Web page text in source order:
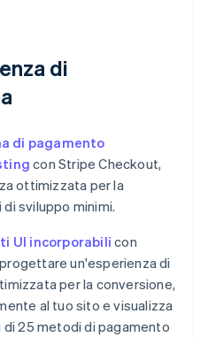
di
di pagamento
con Stripe Checkout,
ottimizzata per la
sviluppo minimi.
UI incorporabilicon
un'esperienza di
per la conversione,
al tuo sito e visualizza
di 25 metodi di pagamento